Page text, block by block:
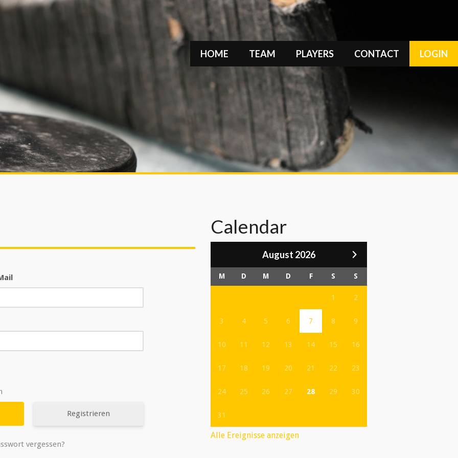
HOME TEAM PLAYERS CONTACT LOGIN
Registrieren
vergessen?
Calendar
August 2026
M D M D F S S
1 2
3 4 5 6 7 8 9
10 11 12 13 14 15 16
17 18 19 20 21 22 23
24 25 26 27 28 29 30
31
Alle Ereignisse anzeigen